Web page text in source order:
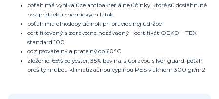
poťah má vynikajúce antibakteriálne účinky, ktoré sú dosiahnuté
bez prídavku chemických látok.
poťah má dlhodobý účinok pri pravidelnej údržbe
certifikovaný a zdravotne nezávadný – certifikát OEKO – TEX
standard 100
odzipsovateľný a pratelný do 60°C
zloženie: 65% polyester, 35% bavlna, s úpravou silver guard, poťah
prešitý hrubou klimatizačnou výplňou PES vláknom 300 gr/m2